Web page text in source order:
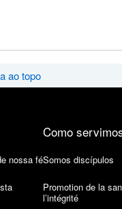
ao topo
nossa fé
Como
Somos discípulos
Promotion de la
l’intégrité